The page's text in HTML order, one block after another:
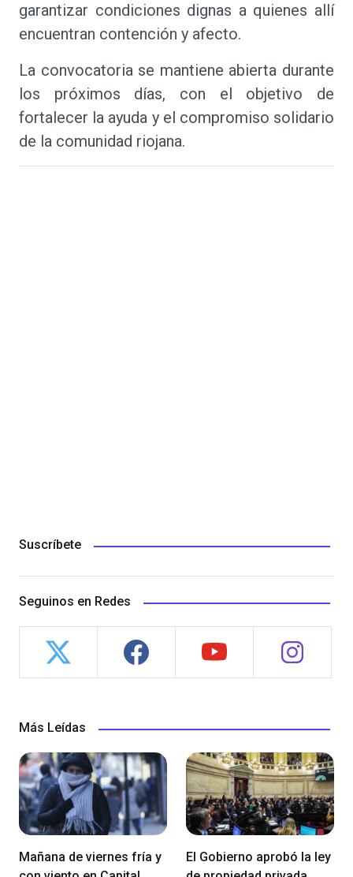
garantizar condiciones dignas a quienes allí
encuentran contención y afecto.
La convocatoria se mantiene abierta durante
los próximos días, con el objetivo de
fortalecer la ayuda y el compromiso solidario
de la comunidad riojana.
Suscríbete
Seguinos en Redes
Más Leídas
Mañana de viernes fría y
El Gobierno aprobó la ley